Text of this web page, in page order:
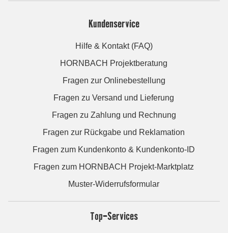
Kundenservice
Hilfe & Kontakt (FAQ)
HORNBACH Projektberatung
Fragen zur Onlinebestellung
Fragen zu Versand und Lieferung
Fragen zu Zahlung und Rechnung
Fragen zur Rückgabe und Reklamation
Fragen zum Kundenkonto & Kundenkonto-ID
Fragen zum HORNBACH Projekt-Marktplatz
Muster-Widerrufsformular
Top-Services